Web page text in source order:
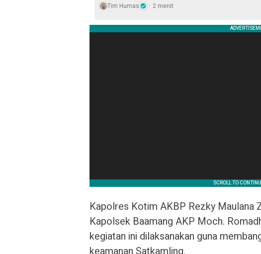
Tim Humas 2 menit
Kapolres Kotim AKBP Rezky Maulana
Kapolsek Baamang AKP Moch.
kegiatan ini dilaksanakan guna